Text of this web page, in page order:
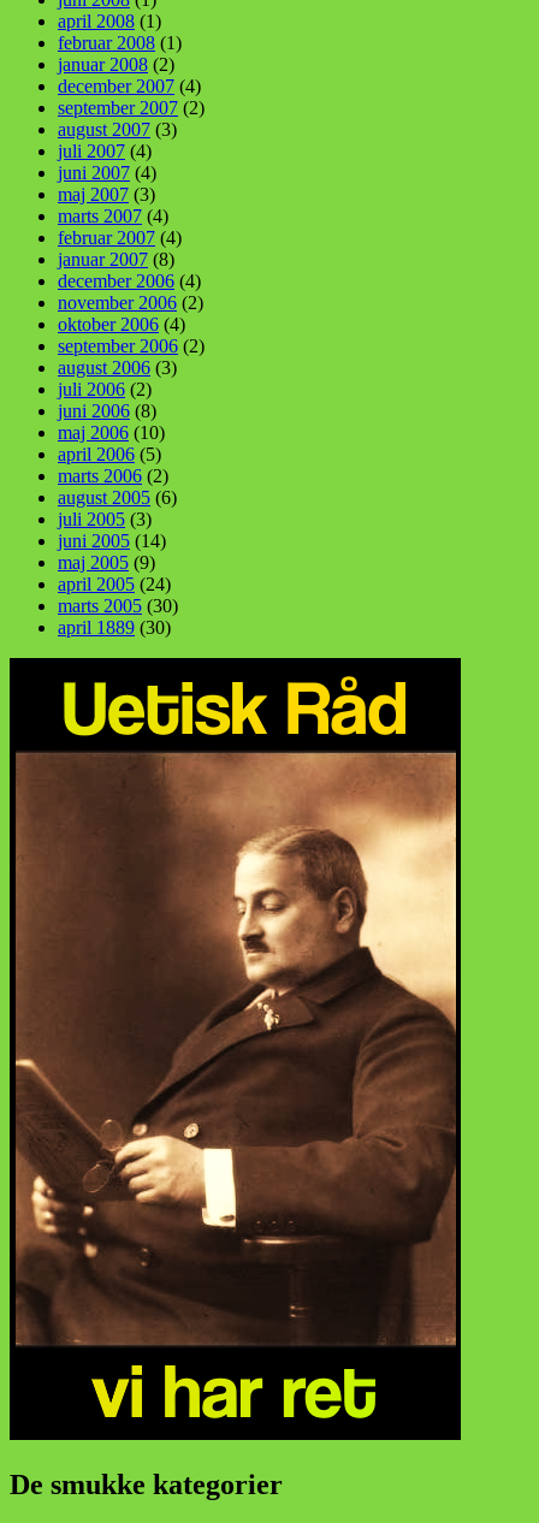
april 2008 (1)
februar 2008 (1)
januar 2008 (2)
december 2007 (4)
september 2007 (2)
august 2007 (3)
juli 2007 (4)
juni 2007 (4)
maj 2007 (3)
marts 2007 (4)
februar 2007 (4)
januar 2007 (8)
december 2006 (4)
november 2006 (2)
oktober 2006 (4)
september 2006 (2)
august 2006 (3)
juli 2006 (2)
juni 2006 (8)
maj 2006 (10)
april 2006 (5)
marts 2006 (2)
august 2005 (6)
juli 2005 (3)
juni 2005 (14)
maj 2005 (9)
april 2005 (24)
marts 2005 (30)
april 1889 (30)
De smukke kategorier